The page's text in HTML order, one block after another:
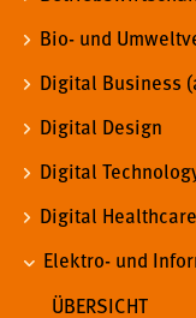
Bio- und
Digital Business
Digital Design
Digital
Digital
Elektro- und
ÜBERSICHT
Name:
Zweck:
Performance
Name:
Zweck: